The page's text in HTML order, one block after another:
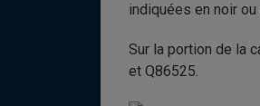
indiquées en noir ou
Sur la portion de la
et Q86525.